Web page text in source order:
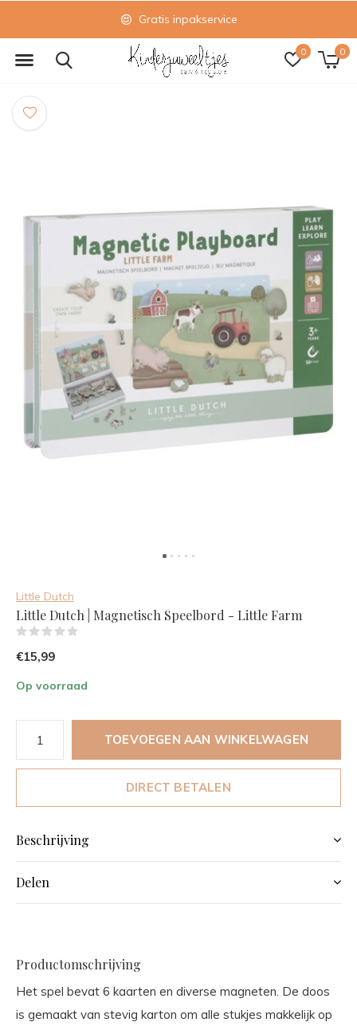
0 0
Gratis inpakservice
Little Dutch
Little Dutch | Magnetisch Speelbord - Little Farm
€15,99
Op voorraad
TOEVOEGEN AAN WINKELWAGEN
DIRECT BETALEN
Beschrijving
Delen
Productomschrijving
Het spel bevat 6 kaarten en diverse magneten. De doos
is gemaakt van stevig karton om alle stukjes makkelijk op